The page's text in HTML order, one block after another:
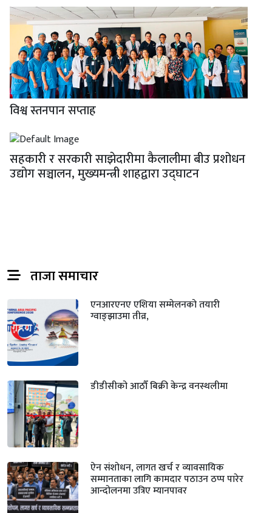
विश्व स्तनपान सप्ताह
सहकारी र सरकारी साझेदारीमा कैलालीमा बीउ प्रशोधन
उद्योग सञ्चालन, मुख्यमन्त्री शाहद्वारा उद्घाटन
ताजा समाचार
एनआरएनए एशिया सम्मेलनको तयारी
ग्वाङ्झाउमा तीव्र,
डीडीसीको आठौँ बिक्री केन्द्र वनस्थलीमा
ऐन संशोधन, लागत खर्च र व्यावसायिक
सम्मानताका लागि कामदार पठाउन ठप्प पारेर
आन्दोलनमा उत्रिए म्यानपावर